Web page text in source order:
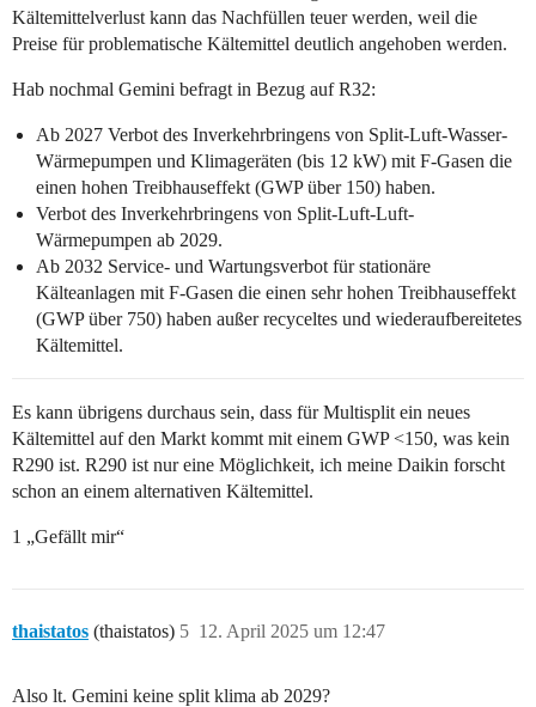
Kältemittelverlust kann das Nachfüllen teuer werden, weil die
Preise für problematische Kältemittel deutlich angehoben werden.
Hab nochmal Gemini befragt in Bezug auf R32:
Ab 2027 Verbot des Inverkehrbringens von Split-Luft-Wasser-
Wärmepumpen und Klimageräten (bis 12 kW) mit F-Gasen die
einen hohen Treibhauseffekt (GWP über 150) haben.
Verbot des Inverkehrbringens von Split-Luft-Luft-
Wärmepumpen ab 2029.
Ab 2032 Service- und Wartungsverbot für stationäre
Kälteanlagen mit F-Gasen die einen sehr hohen Treibhauseffekt
(GWP über 750) haben außer recyceltes und wiederaufbereitetes
Kältemittel.
Es kann übrigens durchaus sein, dass für Multisplit ein neues
Kältemittel auf den Markt kommt mit einem GWP <150, was kein
R290 ist. R290 ist nur eine Möglichkeit, ich meine Daikin forscht
schon an einem alternativen Kältemittel.
1 „Gefällt mir“
thaistatos (thaistatos) 12. April 2025 um 12:47
5
Also lt. Gemini keine split klima ab 2029?